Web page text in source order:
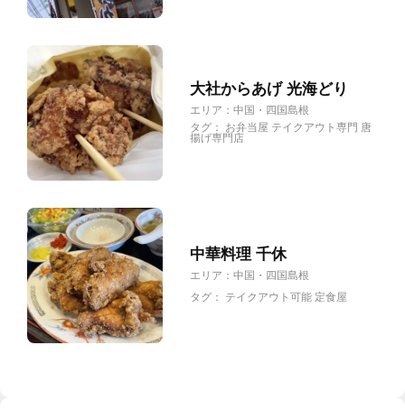
大社からあげ 光海どり
エリア： 中国・四国島根
タグ： お弁当屋 テイクアウト専門 唐
揚げ専門店
中華料理 千休
エリア： 中国・四国島根
タグ： テイクアウト可能 定食屋